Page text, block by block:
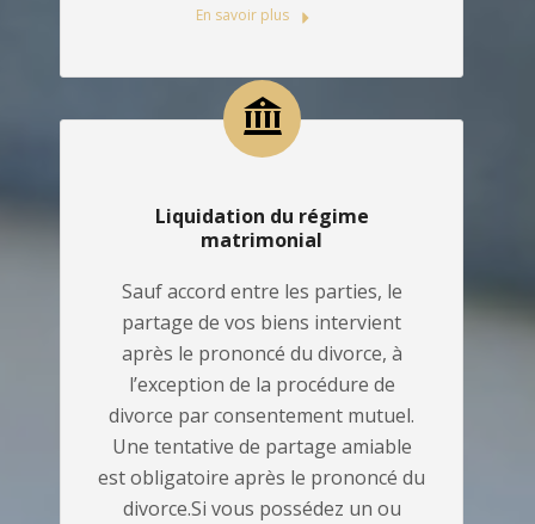
En savoir plus
Liquidation du régime
matrimonial
Sauf accord entre les parties, le
partage de vos biens intervient
après le prononcé du divorce, à
l’exception de la procédure de
divorce par consentement mutuel.
Une tentative de partage amiable
est obligatoire après le prononcé du
divorce.Si vous possédez un ou